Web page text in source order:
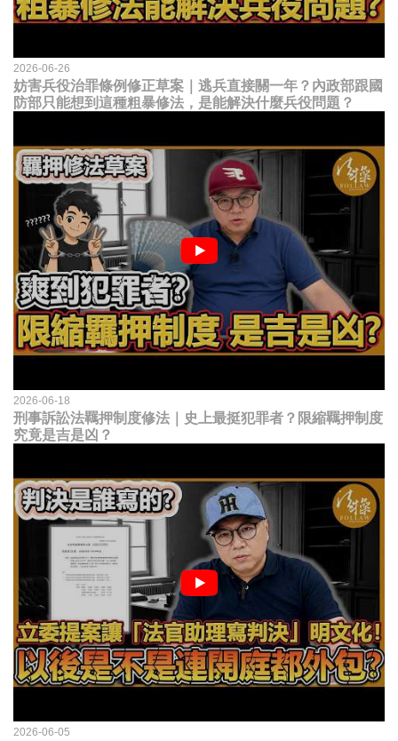
2026-06-26
妨害兵役治罪條例修正草案｜逃兵直接關一年？內政部跟國
防部只能想到這種粗暴修法，是能解決什麼兵役問題？
2026-06-18
刑事訴訟法羈押制度修法｜史上最挺犯罪者？限縮羈押制度
究竟是吉是凶？
2026-06-05